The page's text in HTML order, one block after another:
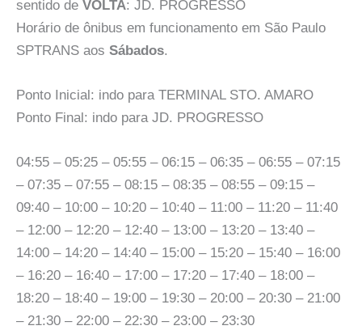
sentido de VOLTA: JD. PROGRESSO
Horário de ônibus em funcionamento em São Paulo
SPTRANS aos Sábados.
Ponto Inicial: indo para TERMINAL STO. AMARO
Ponto Final: indo para JD. PROGRESSO
04:55 – 05:25 – 05:55 – 06:15 – 06:35 – 06:55 – 07:15
– 07:35 – 07:55 – 08:15 – 08:35 – 08:55 – 09:15 –
09:40 – 10:00 – 10:20 – 10:40 – 11:00 – 11:20 – 11:40
– 12:00 – 12:20 – 12:40 – 13:00 – 13:20 – 13:40 –
14:00 – 14:20 – 14:40 – 15:00 – 15:20 – 15:40 – 16:00
– 16:20 – 16:40 – 17:00 – 17:20 – 17:40 – 18:00 –
18:20 – 18:40 – 19:00 – 19:30 – 20:00 – 20:30 – 21:00
– 21:30 – 22:00 – 22:30 – 23:00 – 23:30